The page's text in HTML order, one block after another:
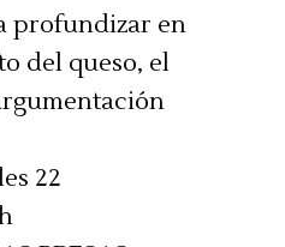
profundizar en
del queso, el
22